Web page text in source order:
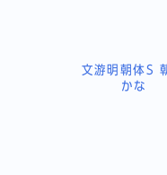
文游明朝体S
かな